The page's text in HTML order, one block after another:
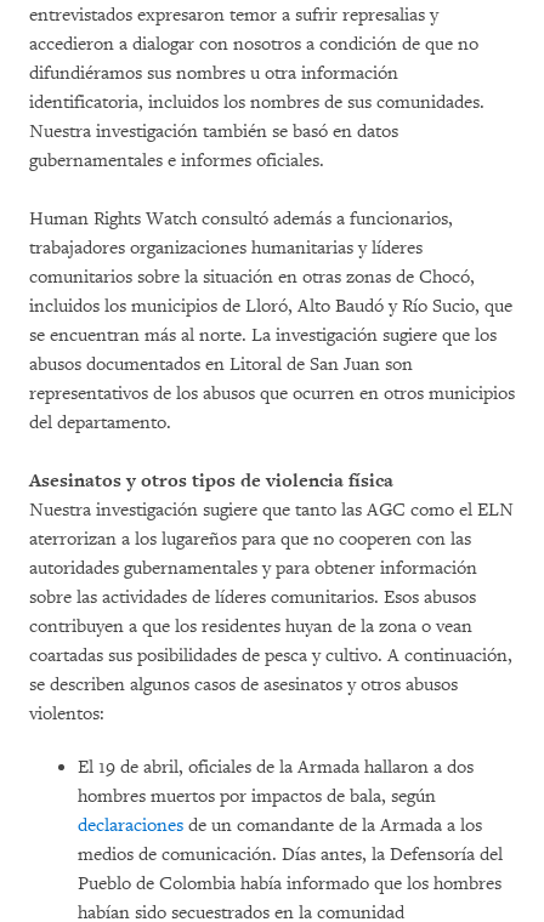
entrevistados expresaron temor a sufrir represalias y
accedieron a dialogar con nosotros a condición de que no
difundiéramos sus nombres u otra información
identificatoria, incluidos los nombres de sus comunidades.
Nuestra investigación también se basó en datos
gubernamentales e informes oficiales.
Human Rights Watch consultó además a funcionarios,
trabajadores organizaciones humanitarias y líderes
comunitarios sobre la situación en otras zonas de Chocó,
incluidos los municipios de Lloró, Alto Baudó y Río Sucio, que
se encuentran más al norte. La investigación sugiere que los
abusos documentados en Litoral de San Juan son
representativos de los abusos que ocurren en otros municipios
del departamento.
Asesinatos y otros tipos de violencia física
Nuestra investigación sugiere que tanto las AGC como el ELN
aterrorizan a los lugareños para que no cooperen con las
autoridades gubernamentales y para obtener información
sobre las actividades de líderes comunitarios. Esos abusos
contribuyen a que los residentes huyan de la zona o vean
coartadas sus posibilidades de pesca y cultivo. A continuación,
se describen algunos casos de asesinatos y otros abusos
violentos:
El 19 de abril, oficiales de la Armada hallaron a dos
hombres muertos por impactos de bala, según
declaraciones de un comandante de la Armada a los
medios de comunicación. Días antes, la Defensoría del
Pueblo de Colombia había informado que los hombres
habían sido secuestrados en la comunidad